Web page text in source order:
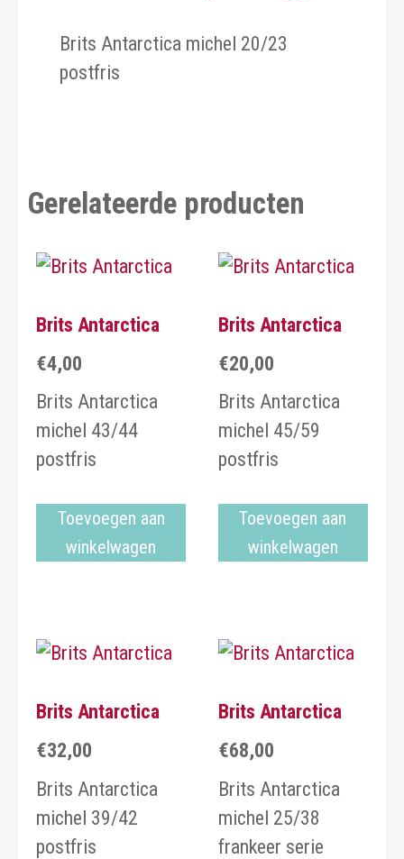
Brits Antarctica michel 20/23
postfris
Gerelateerde producten
Brits Antarctica
€4,00
Brits Antarctica
michel 43/44
postfris
Toevoegen aan
winkelwagen
Brits Antarctica
€20,00
Brits Antarctica
michel 45/59
postfris
Toevoegen aan
winkelwagen
Brits Antarctica
€32,00
Brits Antarctica
michel 39/42
postfris
Brits Antarctica
€68,00
Brits Antarctica
michel 25/38
frankeer serie